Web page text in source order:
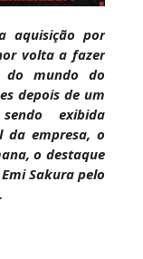
regista
revela como
empresa
aquisição por
volta a fazer
do mundo do
depois de um
exibida
empresa, o
o destaque
Sakura pelo